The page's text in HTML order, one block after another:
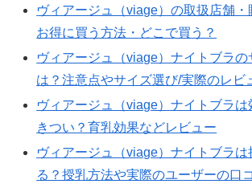
ヴィアージュ（viage）の取扱店舗・
お得に買う方法・どこで買う？
ヴィアージュ（viage）ナイトブラ
は？注意点やサイズ選び/実際のレビ
ヴィアージュ（viage）ナイトブラ
きつい？育乳効果などレビュー
ヴィアージュ（viage）ナイトブラは
る？授乳方法や実際のユーザーの口